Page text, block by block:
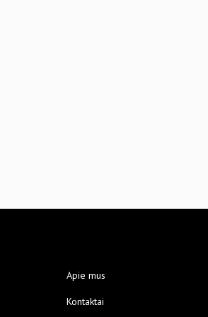
Apie mus
Kontaktai